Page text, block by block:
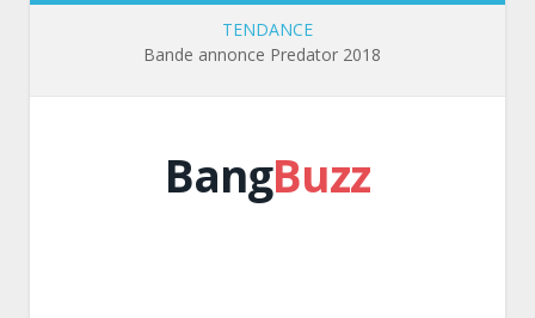
TENDANCE
Bande annonce Predator 2018
BangBuzz